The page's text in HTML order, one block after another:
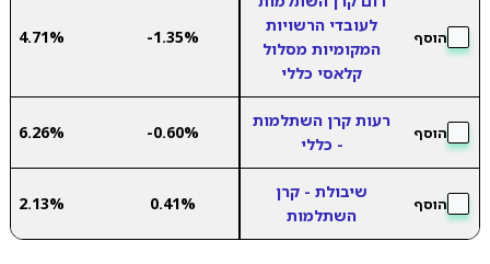
הוסף
לעובדי הרשויות
המקומיות מסלול
קלאסי כללי
-1.35%
4.71%
הוסף
רעות קרן השתלמות
- כללי
-0.60%
6.26%
הוסף
שיבולת - קרן
השתלמות
0.41%
2.13%